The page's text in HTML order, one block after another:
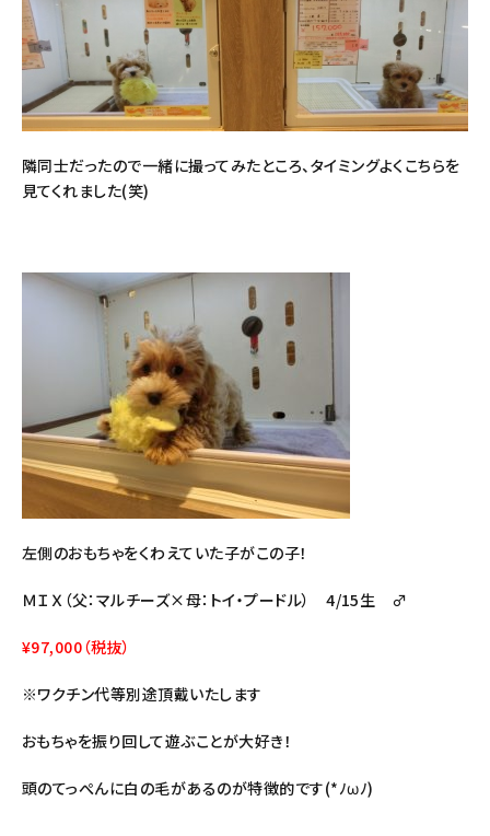
隣同士だったので一緒に撮ってみたところ、タイミングよくこちらを
見てくれました(笑)
左側のおもちゃをくわえていた子がこの子！
ＭＩＸ（父：マルチーズ×母：トイ・プードル） 4/15生 ♂
¥97,000（税抜）
※ワクチン代等別途頂戴いたします
おもちゃを振り回して遊ぶことが大好き！
頭のてっぺんに白の毛があるのが特徴的です(*ﾉωﾉ)